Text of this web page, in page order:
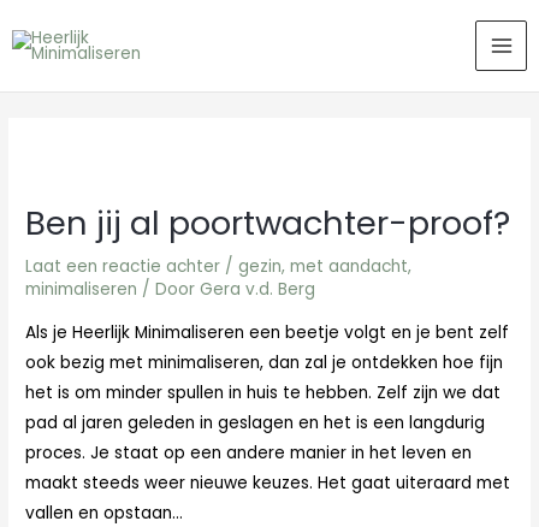
naar
Ben jij al poortwachter-proof?
Laat een reactie achter / gezin,met aandacht,
minimaliseren / Door Gera v.d. Berg
Als je Heerlijk Minimaliseren een beetje volgt en je bent zelf
ook bezig met minimaliseren, dan zal je ontdekken hoe fijn
het is om minder spullen in huis te hebben. Zelf zijn we dat
pad al jaren geleden in geslagen en het is een langdurig
proces. Je staat op een andere manier in het leven en
maakt steeds weer nieuwe keuzes. Het gaat uiteraard met
vallen en opstaan…